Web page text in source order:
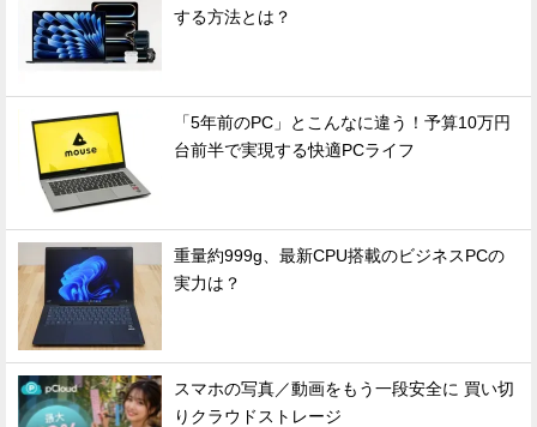
する方法とは？
「5年前のPC」とこんなに違う！予算10万円
台前半で実現する快適PCライフ
重量約999g、最新CPU搭載のビジネスPCの
実力は？
スマホの写真／動画をもう一段安全に 買い切
りクラウドストレージ